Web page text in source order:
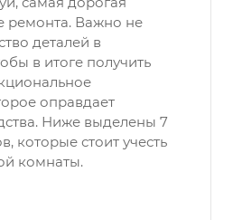
ремонта. Важно не
деталей в
в итоге получить
оправдает
Ниже выделены 7
которые стоит учесть
комнаты.